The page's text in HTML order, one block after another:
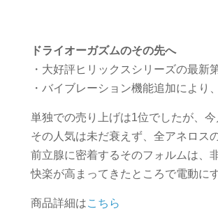
ドライオーガズムのその先へ
・大好評ヒリックスシリーズの最新
・バイブレーション機能追加によ
単独での売り上げは1位でしたが、今
その人気は未だ衰えず、全アネロス
前立腺に密着するそのフォルムは、
快楽が高まってきたところで電動に
商品詳細はこちら